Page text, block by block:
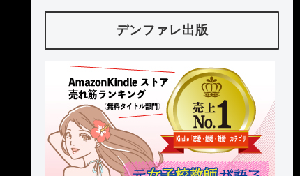
デンファレ出版